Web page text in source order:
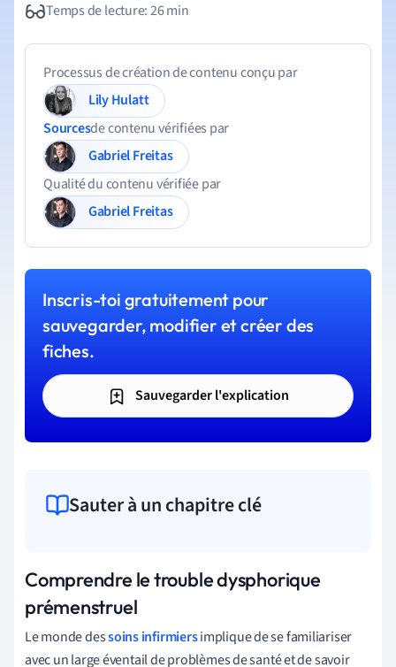
Temps de lecture: 26 min
Processus de création de contenu conçu par
Lily Hulatt
Sourcesde contenu vérifiées par
Gabriel Freitas
Qualité du contenu vérifiée par
Gabriel Freitas
Inscris-toi gratuitement pour
sauvegarder, modifier et créer des
fiches.
Sauvegarder l'explication
Sauter à un chapitre clé
Comprendre le trouble dysphorique
prémenstruel
Le monde dessoins infirmiersimplique de se familiariser
avec un large éventail de problèmes de santé et de savoir